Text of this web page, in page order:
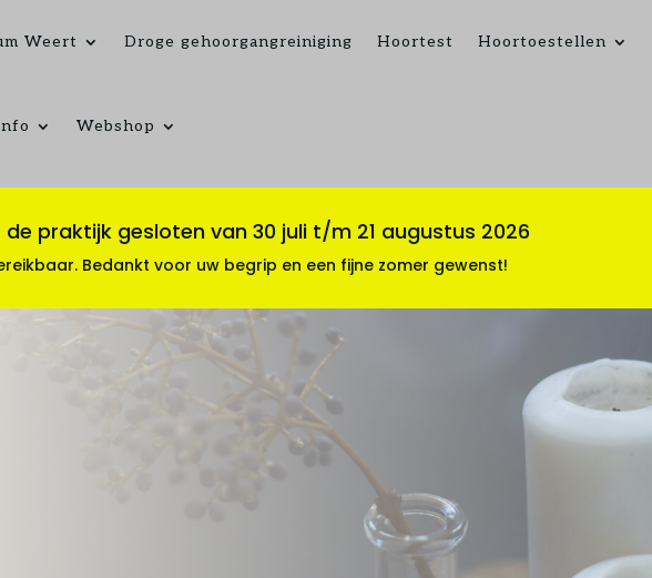
Weert Droge gehoorgangreiniging Hoortest Hoortoestellen
Webshop
praktijk gesloten van 30 juli t/m 21 augustus 2026
Bedankt voor uw begrip en een fijne zomer gewenst!